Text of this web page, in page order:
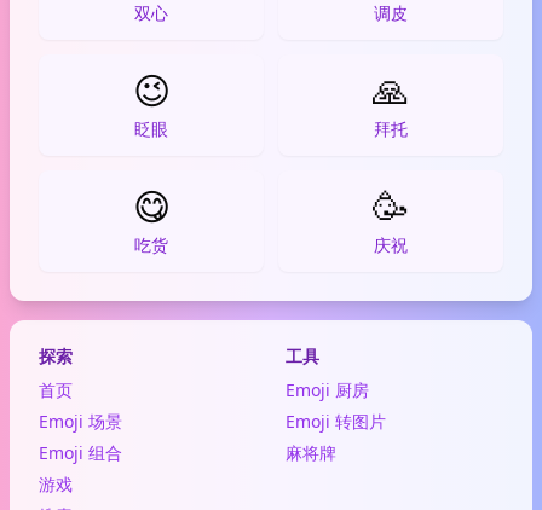
双心 调皮
😉
眨眼
🙏
拜托
😋
吃货
🥳
庆祝
探索
首页
Emoji 场景
Emoji 组合
游戏
工具
Emoji 厨房
Emoji 转图片
麻将牌